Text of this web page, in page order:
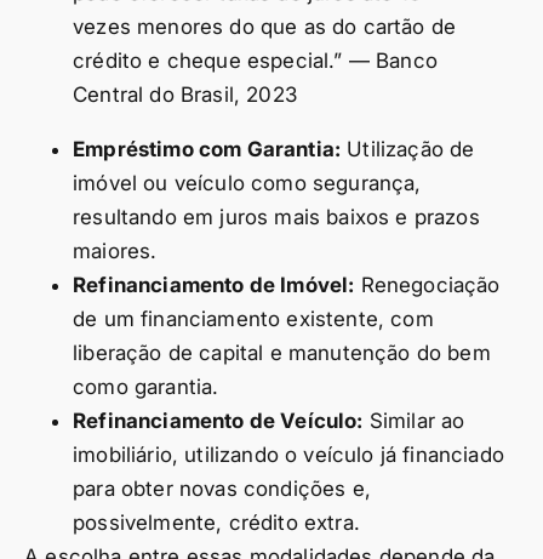
vezes menores do que as do cartão de
crédito e cheque especial.” — Banco
Central do Brasil, 2023
Empréstimo com Garantia: Utilização de
imóvel ou veículo como segurança,
resultando em juros mais baixos e prazos
maiores.
Refinanciamento de Imóvel: Renegociação
de um financiamento existente, com
liberação de capital e manutenção do bem
como garantia.
Refinanciamento de Veículo: Similar ao
imobiliário, utilizando o veículo já financiado
para obter novas condições e,
possivelmente, crédito extra.